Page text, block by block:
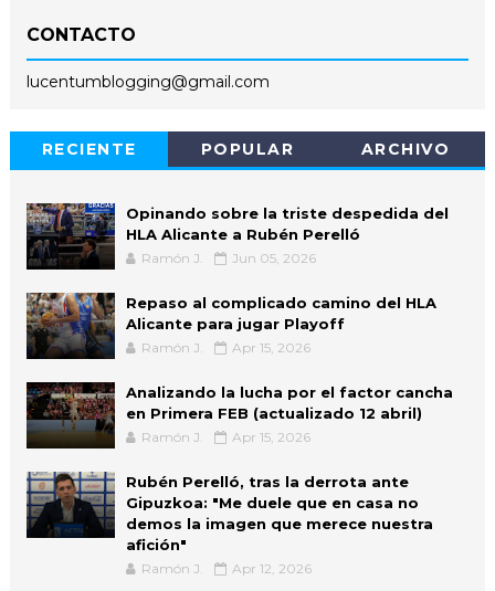
CONTACTO
lucentumblogging@gmail.com
RECIENTE POPULAR ARCHIVO
Opinando sobre la triste despedida del
HLA Alicante a Rubén Perelló
Ramón J. Jun 05, 2026
Repaso al complicado camino del HLA
Alicante para jugar Playoff
Ramón J. Apr 15, 2026
Analizando la lucha por el factor cancha
en Primera FEB (actualizado 12 abril)
Ramón J. Apr 15, 2026
Rubén Perelló, tras la derrota ante
Gipuzkoa: "Me duele que en casa no
demos la imagen que merece nuestra
afición"
Ramón J. Apr 12, 2026